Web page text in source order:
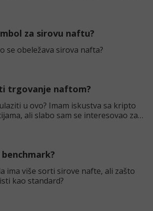
za sirovu naftu?
se obeležava sirova nafta?
trgovanje naftom?
u ovo? Imam iskustva sa kripto
ali slabo sam se interesovao za
ima više sorti sirove nafte, ali zašto
kao standard?